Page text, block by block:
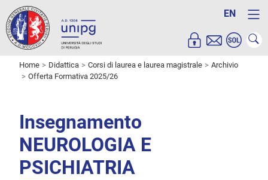
EN
Home Didattica Corsi di laurea e laurea magistrale
Archivio
Offerta Formativa 2025/26
Insegnamento
NEUROLOGIA E
PSICHIATRIA